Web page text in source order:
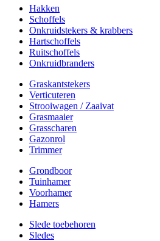
Hakken
Schoffels
Onkruidstekers & krabbers
Hartschoffels
Ruitschoffels
Onkruidbranders
Graskantstekers
Verticuteren
Strooiwagen / Zaaivat
Grasmaaier
Grasscharen
Gazonrol
Trimmer
Grondboor
Tuinhamer
Voorhamer
Hamers
Slede toebehoren
Sledes